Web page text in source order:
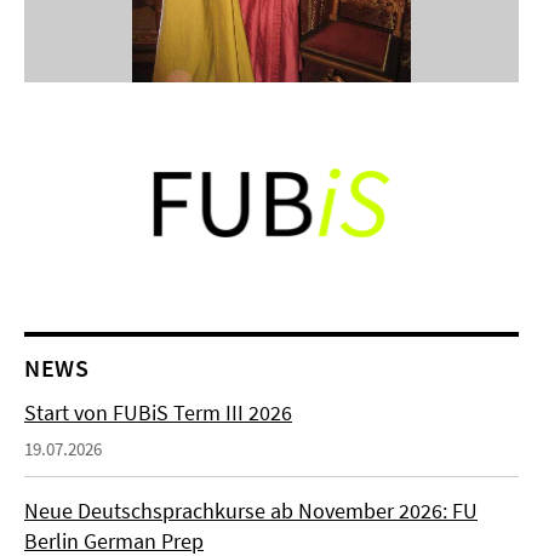
NEWS
Start von FUBiS Term III 2026
19.07.2026
Neue Deutschsprachkurse ab November 2026: FU
Berlin German Prep